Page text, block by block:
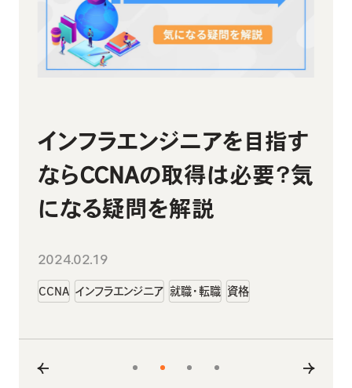
LinuCレベル1の試験概要｜
出題範囲や難易度などを解
説
2024.02.22
LinuC 勉強方法 資格
インフラエンジニアを目指す
ならCCNAの取得は必要？気
になる疑問を解説
2024.02.19
CCNA インフラエンジニア 就職・転職 資格
CCNAの資格取得・学習にお
すすめのスクール14選｜選
び方のポイントも解説
2024.02.14
CCNA 資格
インフラエンジニアが最強な
理由を徹底解説
2024.01.30
インフラエンジニア